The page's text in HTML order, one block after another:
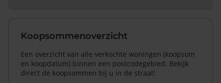
Koopsommenoverzicht
Een overzicht van alle verkochte woningen (koopsom
en koopdatum) binnen een postcodegebied. Bekijk
direct de koopsommen bij u in de straat!